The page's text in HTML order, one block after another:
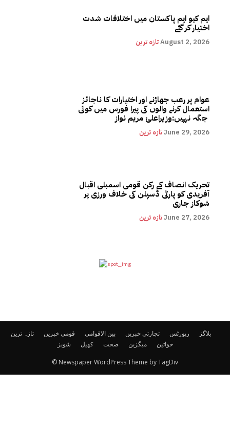
ایم کیو ایم پاکستان میں اختلافات شدت
اختیار کر گئے
تازہ ترینAugust 2, 2026
عوام پر رعب جھاڑنے اور اختیارات کا ناجائز
استعمال کرنے والوں کی پیرا فورس میں کوئی
تازہ ترینJune 29, 2026
تحریک انصاف کے رکن قومی اسمبلی اقبال
آفریدی کو پارٹی ڈسپلن کی خلاف ورزی پر
شوکاز جاری
تازہ ترینJune 27, 2026
تازہ ترین قومی خبریں بین الاقوامی تجارتی خبریں رپورٹس
بلاگز
شوبز
کھیل صحت میگزین خواتین
© Newspaper WordPress Theme by TagDiv